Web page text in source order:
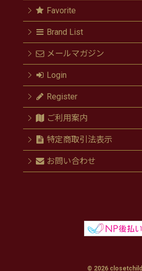
Favorite
Brand List
メールマガジン
Login
Register
ご利用案内
特定商取引法表示
お問い合わせ
© 2026 closetchild